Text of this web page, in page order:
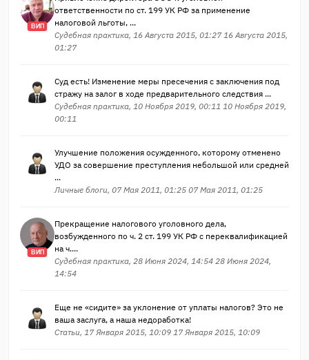
ВИП
ответственности по ст. 199 УК РФ за применение
налоговой льготы, ...
Судебная практика, 16 Августа 2015, 01:27 16 Августа 2015,
01:27
Суд есть! Изменение меры пресечения с заключения под
стражу на залог в ходе предварительного следствия ...
Судебная практика, 10 Ноября 2019, 00:11 10 Ноября 2019,
00:11
Улучшение положения осужденного, которому отменено
УДО за совершение преступления небольшой или средней
...
Личные блоги, 07 Мая 2011, 01:25 07 Мая 2011, 01:25
ВИП
Прекращение налогового уголовного дела,
возбужденного по ч. 2 ст. 199 УК РФ с переквалификацией
на ч....
Судебная практика, 28 Июня 2024, 14:54 28 Июня 2024,
14:54
Еще не «сидите» за уклонение от уплаты налогов? Это не
ваша заслуга, а наша недоработка!
Статьи, 17 Января 2015, 10:09 17 Января 2015, 10:09